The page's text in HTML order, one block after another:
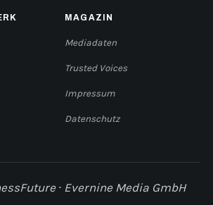
MAGAZIN
Mediadaten
Trusted Voices
Impressum
Datenschutz
· Evernine Media GmbH